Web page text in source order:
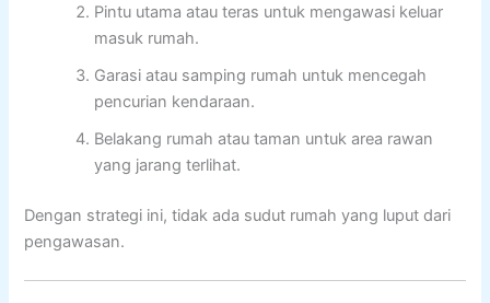
Pintu utama atau teras untuk mengawasi keluar
masuk rumah.
Garasi atau samping rumah untuk mencegah
pencurian kendaraan.
Belakang rumah atau taman untuk area rawan
yang jarang terlihat.
Dengan strategi ini, tidak ada sudut rumah yang luput dari
pengawasan.